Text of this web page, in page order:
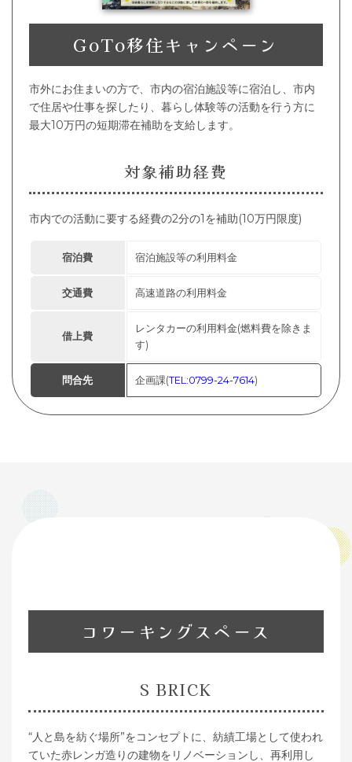
GoTo移住キャンペーン
市外にお住まいの方で、市内の宿泊施設等に宿泊し、市内
で住居や仕事を探したり、暮らし体験等の活動を行う方に
最大10万円の短期滞在補助を支給します。
対象補助経費
市内での活動に要する経費の2分の1を補助(10万円限度)
宿泊費 宿泊施設等の利用料金
交通費 高速道路の利用料金
借上費
レンタカーの利用料金(燃料費を除きま
す)
問合先 企画課(TEL:0799-24-7614)
コワーキングスペース
S BRICK
“人と島を紡ぐ場所”をコンセプトに、紡績工場として使われ
ていた赤レンガ造りの建物をリノベーションし、再利用し